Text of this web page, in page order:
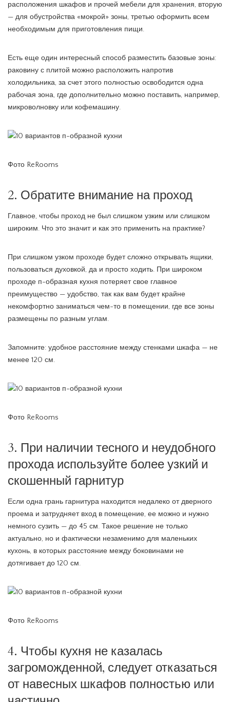
расположения шкафов и прочей мебели для хранения, вторую
— для обустройства «мокрой» зоны, третью оформить всем
необходимым для приготовления пищи.
Есть еще один интересный способ разместить базовые зоны:
раковину с плитой можно расположить напротив
холодильника, за счет этого полностью освободится одна
рабочая зона, где дополнительно можно поставить, например,
микроволновку или кофемашину.
Фото ReRooms
2. Обратите внимание на проход
Главное, чтобы проход не был слишком узким или слишком
широким. Что это значит и как это применить на практике?
При слишком узком проходе будет сложно открывать ящики,
пользоваться духовкой, да и просто ходить. При широком
проходе п-образная кухня потеряет свое главное
преимущество — удобство, так как вам будет крайне
некомфортно заниматься чем-то в помещении, где все зоны
размещены по разным углам.
Запомните: удобное расстояние между стенками шкафа — не
менее 120 см.
Фото ReRooms
3. При наличии тесного и неудобного
прохода используйте более узкий и
скошенный гарнитур
Если одна грань гарнитура находится недалеко от дверного
проема и затрудняет вход в помещение, ее можно и нужно
немного сузить — до 45 см. Такое решение не только
актуально, но и фактически незаменимо для маленьких
кухонь, в которых расстояние между боковинами не
дотягивает до 120 см.
Фото ReRooms
4. Чтобы кухня не казалась
загроможденной, следует отказаться
от навесных шкафов полностью или